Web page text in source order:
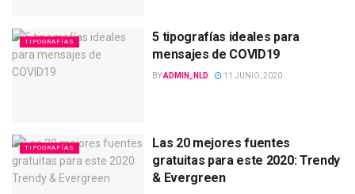
TIPOGRAFÍAS
5 tipografías ideales para
mensajes de COVID19
BYADMIN_NLD 11 JUNIO, 2020
TIPOGRAFÍAS
Las 20 mejores fuentes
gratuitas para este 2020: Trendy
& Evergreen